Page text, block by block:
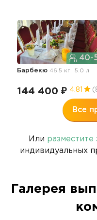
40-
Барбекю 46.5 кг 5.0 л
144 400 ₽ 4.81
Все
Или разместите
индивидуальных
Галерея